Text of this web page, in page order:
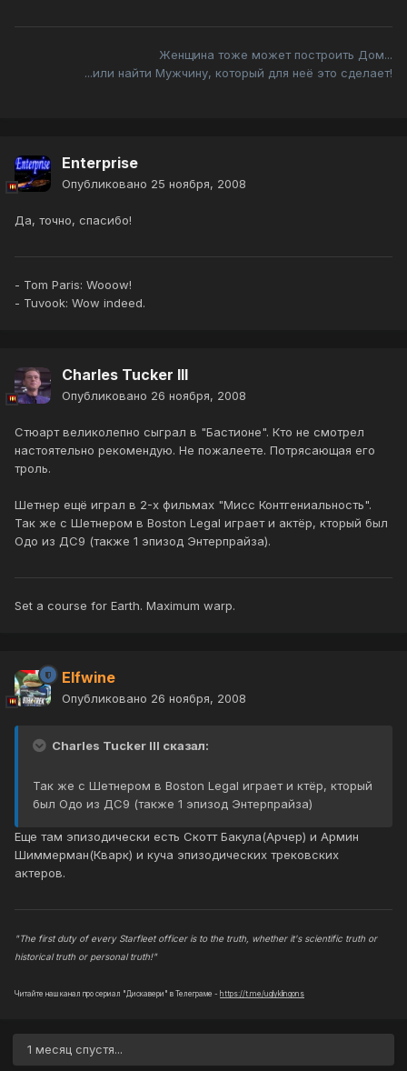
Женщина тоже может построить Дом...
...или найти Мужчину, который для неё это сделает!
Enterprise
Опубликовано 25 ноября, 2008
Да, точно, спасибо!
- Tom Paris: Wooow!
- Tuvook: Wow indeed.
Charles Tucker III
Опубликовано 26 ноября, 2008
Стюарт великолепно сыграл в "Бастионе". Кто не смотрел
настоятельно рекомендую. Не пожалеете. Потрясающая его
троль.
Шетнер ещё играл в 2-х фильмах "Мисс Контгениальность".
Так же с Шетнером в Boston Legal играет и актёр, кторый был
Одо из ДС9 (также 1 эпизод Энтерпрайза).
Set a course for Earth. Maximum warp.
Elfwine
Опубликовано 26 ноября, 2008
Charles Tucker III сказал:
Так же с Шетнером в Boston Legal играет и ктёр, кторый
был Одо из ДС9 (также 1 эпизод Энтерпрайза)
Еще там эпизодически есть Скотт Бакула(Арчер) и Армин
Шиммерман(Кварк) и куча эпизодических трековских
актеров.
"The first duty of every Starfleet officer is to the truth, whether it's scientific truth or
historical truth or personal truth!"
Читайте наш канал про сериал "Дискавери" в Телеграме - https://t.me/uglyklingons
1 месяц спустя...